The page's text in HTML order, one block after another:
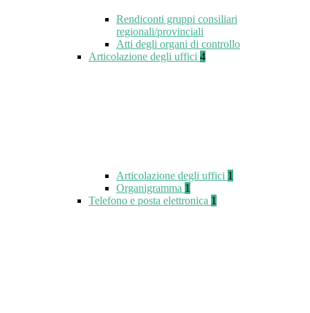
Rendiconti gruppi consiliari
regionali/provinciali
Atti degli organi di controllo
Articolazione degli uffici 4
Articolazione degli uffici 1
Organigramma 1
Telefono e posta elettronica 1